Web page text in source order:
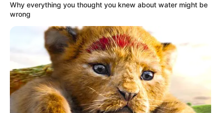
Why everything you thought you knew about water might be
wrong